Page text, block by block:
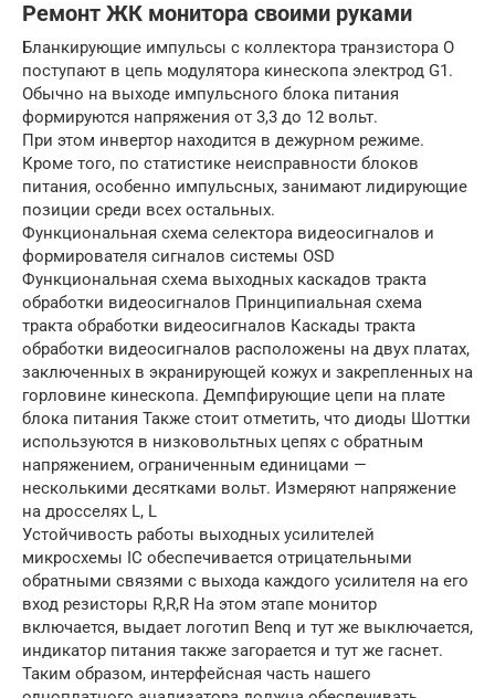
Ремонт ЖК монитора своими руками
Бланкирующие импульсы с коллектора транзистора О
поступают в цепь модулятора кинескопа электрод G1.
Обычно на выходе импульсного блока питания
формируются напряжения от 3,3 до 12 вольт.
При этом инвертор находится в дежурном режиме.
Кроме того, по статистике неисправности блоков
питания, особенно импульсных, занимают лидирующие
позиции среди всех остальных.
Функциональная схема селектора видеосигналов и
формирователя сигналов системы OSD
Функциональная схема выходных каскадов тракта
обработки видеосигналов Принципиальная схема
тракта обработки видеосигналов Каскады тракта
обработки видеосигналов расположены на двух платах,
заключенных в экранирующей кожух и закрепленных на
горловине кинескопа. Демпфирующие цепи на плате
блока питания Также стоит отметить, что диоды Шоттки
используются в низковольтных цепях с обратным
напряжением, ограниченным единицами —
несколькими десятками вольт. Измеряют напряжение
на дросселях L, L
Устойчивость работы выходных усилителей
микросхемы IC обеспечивается отрицательными
обратными связями с выхода каждого усилителя на его
вход резисторы R,R,R На этом этапе монитор
включается, выдает логотип Benq и тут же выключается,
индикатор питания также загорается и тут же гаснет.
Таким образом, интерфейсная часть нашего